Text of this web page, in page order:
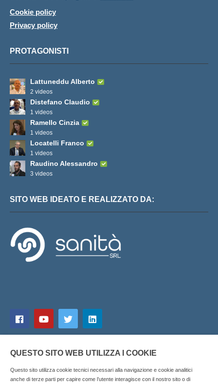
Cookie policy
Privacy policy
PROTAGONISTI
Lattuneddu Alberto
2 videos
Distefano Claudio
1 videos
Ramello Cinzia
1 videos
Locatelli Franco
1 videos
Raudino Alessandro
3 videos
SITO WEB IDEATO E REALIZZATO DA:
QUESTO SITO WEB UTILIZZA I COOKIE
Questo sito utilizza cookie tecnici necessari alla navigazione e cookie analitici
anche di terze parti per capire come l’utente interagisce con il nostro sito o di